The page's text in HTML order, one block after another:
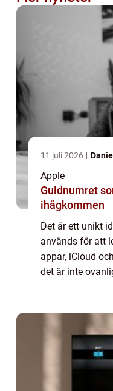
11 juli 2026
Apple
Guldnumret
ihågkommen
Det är ett unikt
används för att
appar, iCloud
det är inte